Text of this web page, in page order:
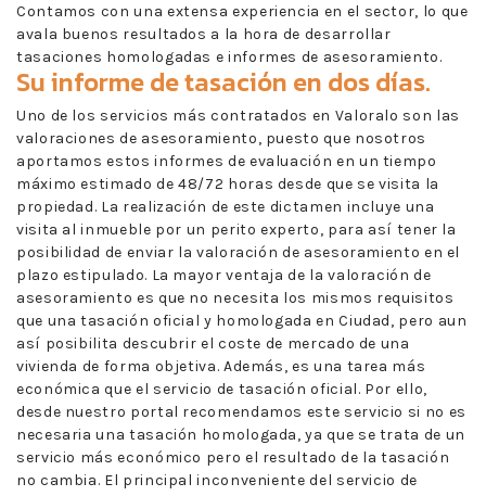
Contamos con una extensa experiencia en el sector, lo que
avala buenos resultados a la hora de desarrollar
tasaciones homologadas e informes de asesoramiento.
Su informe de tasación en dos días.
Uno de los servicios más contratados en Valoralo son las
valoraciones de asesoramiento, puesto que nosotros
aportamos estos informes de evaluación en un tiempo
máximo estimado de 48/72 horas desde que se visita la
propiedad. La realización de este dictamen incluye una
visita al inmueble por un perito experto, para así tener la
posibilidad de enviar la valoración de asesoramiento en el
plazo estipulado. La mayor ventaja de la valoración de
asesoramiento es que no necesita los mismos requisitos
que una tasación oficial y homologada en Ciudad, pero aun
así posibilita descubrir el coste de mercado de una
vivienda de forma objetiva. Además, es una tarea más
económica que el servicio de tasación oficial. Por ello,
desde nuestro portal recomendamos este servicio si no es
necesaria una tasación homologada, ya que se trata de un
servicio más económico pero el resultado de la tasación
no cambia. El principal inconveniente del servicio de